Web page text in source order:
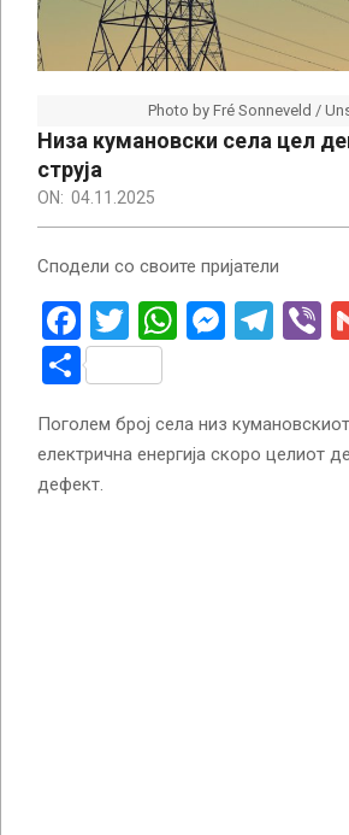
Photo by Fré Sonneveld /
Низа кумановски села цел
струја
ON: 04.11.2025
Сподели со своите пријатели
Facebook
Twitter
WhatsApp
Share
Поголем број села низ
електрична енергија скоро целиот
дефект.